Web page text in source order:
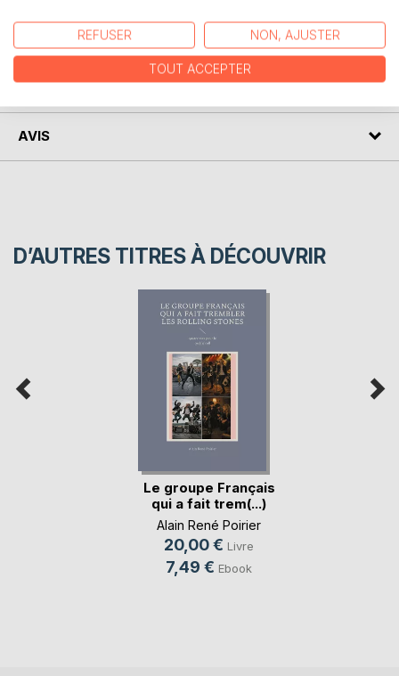
AUTEUR(S)
CRITIQUES PRESSE
AVIS
D’AUTRES TITRES À DÉCOUVRIR
Le groupe Français
qui a fait trem(...)
Alain René Poirier
20,00 € Livre
7,49 € Ebook
REFUSER NON, AJUSTER
TOUT ACCEPTER